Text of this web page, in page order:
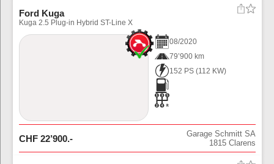
Ford Kuga
Kuga 2.5 Plug-in Hybrid ST-Line X
08/2020
79’900 km
152 PS (112 KW)
CHF 22’900.-
Garage Schmitt SA
1815 Clarens